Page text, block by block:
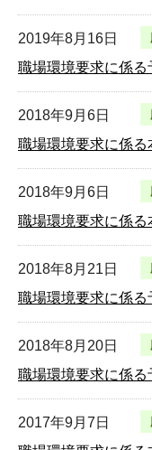
2019年8月16日
職場環境要求に係る
2018年9月6日
職場環境要求に係る
2018年9月6日
職場環境要求に係る
2018年8月21日
職場環境要求に係る
2018年8月20日
職場環境要求に係る
2017年9月7日